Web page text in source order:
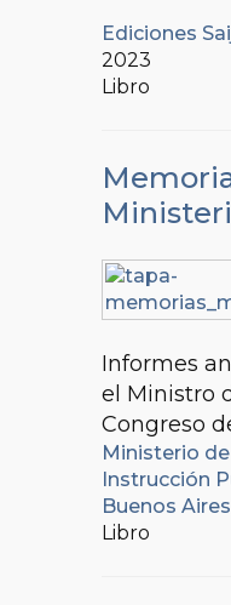
Ediciones
2023
Libro
Informes
el Ministro
Congreso
Ministerio
Instrucción
Buenos Aires
Libro